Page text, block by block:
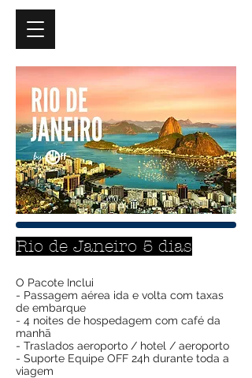
Rio de Janeiro 5 dias
O Pacote Inclui
- Passagem aérea ida e volta com taxas
de embarque
- 4 noites de hospedagem com café da
manhã
- Traslados aeroporto / hotel / aeroporto
- Suporte Equipe OFF 24h durante toda a
viagem